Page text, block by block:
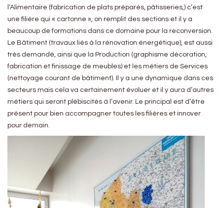
l’Alimentaire (fabrication de plats préparés, pâtisseries,) c’est
une filière qui « cartonne », on remplit des sections et il y a
beaucoup de formations dans ce domaine pour la reconversion.
Le Bâtiment (travaux liés à la rénovation énergétique), est aussi
très demandé, ainsi que la Production (graphisme décoration,
fabrication et finissage de meubles) et les métiers de Services
(nettoyage courant de bâtiment). Il y a une dynamique dans ces
secteurs mais cela va certainement évoluer et il y aura d’autres
métiers qui seront plébiscités à l’avenir. Le principal est d’être
présent pour bien accompagner toutes les filières et innover
pour demain.